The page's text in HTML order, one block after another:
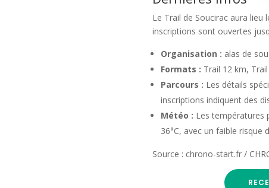
Le Trail de Soucirac aura lieu
inscriptions sont ouvertes
Organisation : alas de
Formats : Trail 12 km,
Parcours : Les détails
inscriptions indiquent des
Météo : Les températures
36°C, avec un faible risque
Source : chrono-start.fr /